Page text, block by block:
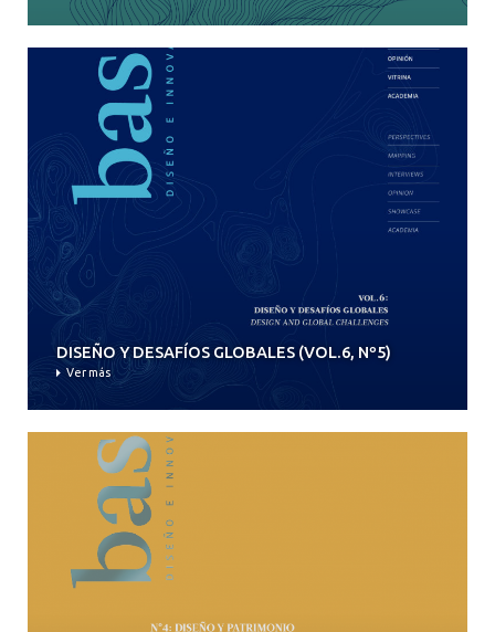
DISEÑO Y DESAFÍOS GLOBALES (VOL.6, Nº5)
Ver más